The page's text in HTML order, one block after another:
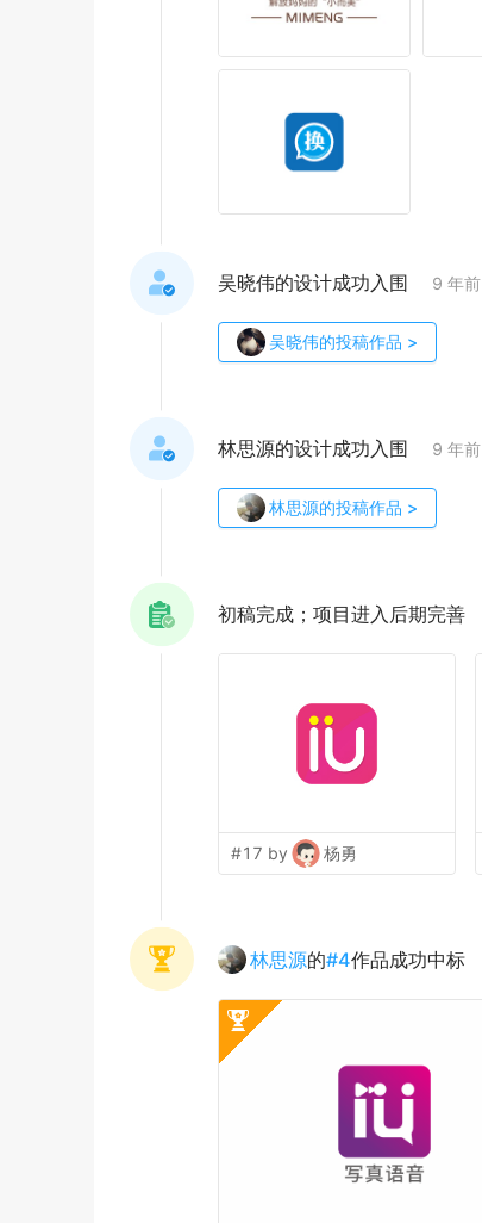
吴晓伟的设计成功入围 9 年前
吴晓伟的投稿作品 >
林思源的设计成功入围 9 年前
林思源的投稿作品 >
初稿完成；项目进入后期完善
#17 by 杨勇
林思源的#4作品成功中标